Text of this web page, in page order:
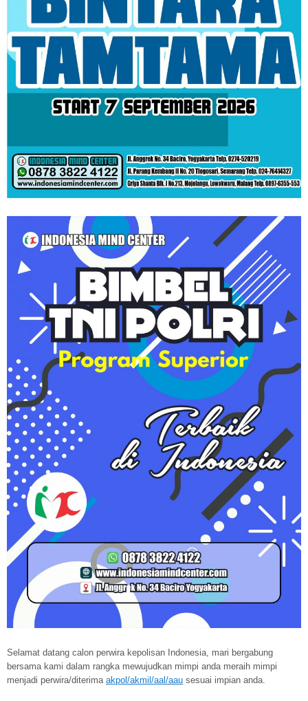
Selamat datang calon perwira kepolisan Indonesia, mari bergabung
bersama kami dalam rangka mewujudkan mimpi anda meraih mimpi
menjadi perwira/diterima akpol/akmil/aal/aau sesuai impian anda.